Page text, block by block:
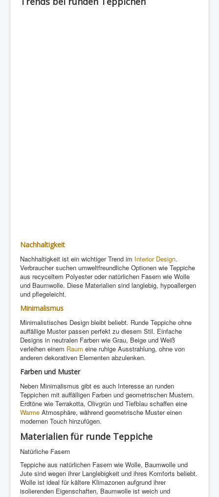
Nachhaltigkeit
Nachhaltigkeit ist ein wichtiger Trend im Interior Design.
Verbraucher suchen umweltfreundliche Optionen wie Teppiche
aus recyceltem Polyester oder natürlichen Fasern wie Wolle
und Baumwolle. Diese Materialien sind langlebig, hypoallergen
und pflegeleicht.
Minimalismus
Minimalistisches Design bleibt beliebt. Runde Teppiche ohne
auffällige Muster passen perfekt zu diesem Stil. Einfache
Designs in neutralen Farben wie Grau, Beige und Weiß
verleihen einem Raum eine ruhige Ausstrahlung, ohne von
anderen dekorativen Elementen abzulenken.
Farben und Muster
Neben Minimalismus gibt es auch Interesse an runden
Teppichen mit auffälligen Farben und geometrischen Mustern.
Erdtöne wie Terrakotta, Olivgrün und Tiefblau schaffen eine
Warme Atmosphäre, während geometrische Muster einen
modernen Touch hinzufügen.
Materialien für runde Teppiche
Natürliche Fasern
Teppiche aus natürlichen Fasern wie Wolle, Baumwolle und
Jute sind wegen ihrer Langlebigkeit und ihres Komforts beliebt.
Wolle ist ideal für kältere Klimazonen aufgrund ihrer
isolierenden Eigenschaften, Baumwolle ist weich und